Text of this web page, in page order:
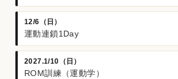
12/6（日）
運動連鎖1Day
2027.1/10（日）
ROM訓練（運動学）